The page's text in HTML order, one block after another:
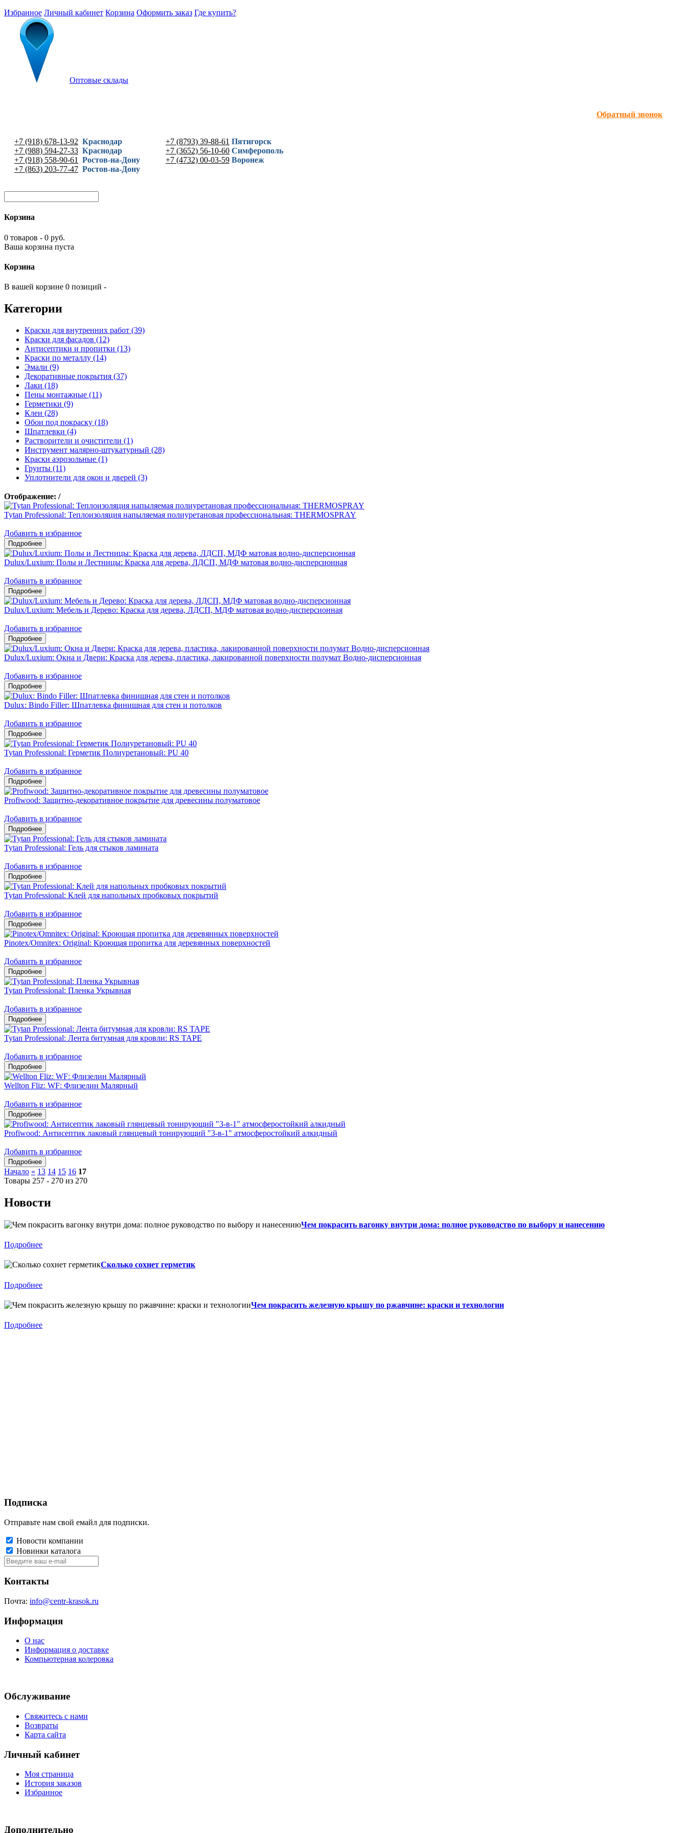
Избранное Личный кабинет Корзина Оформить заказ Где купить?
Оптовые склады
Обратный звонок
+7 (918) 678-13-92 Краснодар
+7 (988) 594-27-33 Краснодар
+7 (918) 558-90-61
Ростов-на-Дону
+7 (863) 203-77-47 Ростов-на-Дону
+7 (8793) 39-88-61 Пятигорск
+7 (3652) 56-10-60 Симферополь
+7 (4732) 00-03-59 Воронеж
Корзина
0 товаров - 0 руб.
Ваша корзина пуста
Корзина
В вашей корзине 0 позиций -
Категории
Краски для внутренних работ (39)
Краски для фасадов (12)
Антисептики и пропитки (13)
Краски по металлу (14)
Эмали (9)
Декоративные покрытия (37)
Лаки (18)
Пены монтажные (11)
Герметики (9)
Клеи (28)
Обои под покраску (18)
Шпатлевки (4)
Растворители и очистители (1)
Инструмент малярно-штукатурный (28)
Краски аэрозольные (1)
Грунты (11)
Уплотнители для окон и дверей (3)
Отображение: /
Tytan Professional: Теплоизоляция напыляемая полиуретановая профессиональная: THERMOSPRAY
Добавить в избранное
Dulux/Luxium: Полы и Лестницы: Краска для дерева, ЛДСП, МДФ матовая водно-дисперсионная
Добавить в избранное
Dulux/Luxium: Мебель и Дерево: Краска для дерева, ЛДСП, МДФ матовая водно-дисперсионная
Добавить в избранное
Dulux/Luxium: Окна и Двери: Краска для дерева, пластика, лакированной поверхности полумат Водно-дисперсионная
Добавить в избранное
Dulux: Bindo Filler: Шпатлевка финишная для стен и потолков
Добавить в избранное
Tytan Professional: Герметик Полиуретановый: PU 40
Добавить в избранное
Profiwood: Защитно-декоративное покрытие для древесины полуматовое
Добавить в избранное
Tytan Professional: Гель для стыков ламината
Добавить в избранное
Tytan Professional: Клей для напольных пробковых покрытий
Добавить в избранное
Pinotex/Omnitex: Original: Кроющая пропитка для деревянных поверхностей
Добавить в избранное
Tytan Professional: Пленка Укрывная
Добавить в избранное
Tytan Professional: Лента битумная для кровли: RS TAPE
Добавить в избранное
Wellton Fliz: WF: Флизелин Малярный
Добавить в избранное
Profiwood: Антисептик лаковый глянцевый тонирующий "3-в-1" атмосферостойкий алкидный
Добавить в избранное
Начало « 13 14 15 16 17
Товары 257 - 270 из 270
Новости
Чем покрасить вагонку внутри дома: полное руководство по выбору и нанесению
Подробнее
Сколько сохнет герметик
Подробнее
Чем покрасить железную крышу по ржавчине: краски и технологии
Подробнее
Подписка
Отправьте нам свой емайл для подписки.
Новости компании
Новинки каталога
Контакты
Почта: info@centr-krasok.ru
Информация
О нас
Информация о доставке
Компьютерная колеровка
Обслуживание
Свяжитесь с нами
Возвраты
Карта сайта
Личный кабинет
Моя страница
История заказов
Избранное
Дополнительно